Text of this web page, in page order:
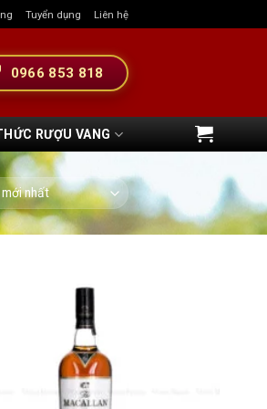
Tuyển dụng Liên hệ
0966 853 818
RƯỢU VANG